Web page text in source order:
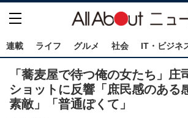
連載 ライフ グルメ 社会 IT・ビジネ
「蕎麦屋で待つ俺の女たち」庄
ショットに反響「庶民感のある
素敵」「普通ぽくて」